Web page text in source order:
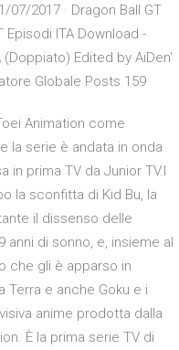
2017 · Dragon Ball GT
Episodi ITA Download -
(Doppiato) Edited by AiDen'
Globale Posts 159
Animation come
la serie è andata in onda
in prima TV da Junior TV.I
la sconfitta di Kid Bu, la
il dissenso delle
di sonno, e, insieme al
che gli è apparso in
Terra e anche Goku e i
anime prodotta dalla
È la prima serie TV di